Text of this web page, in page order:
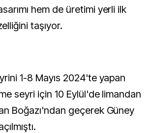
hem de üretimi yerli ilk
taşıyor.
1-8 Mayıs 2024'te yapan
seyri için 10 Eylül'de limandan
Boğazı'ndan geçerek Güney